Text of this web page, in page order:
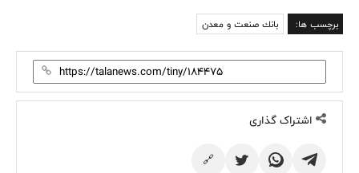
برچسب ها: بانك صنعت و معدن
اشتراک گذاری
🔗